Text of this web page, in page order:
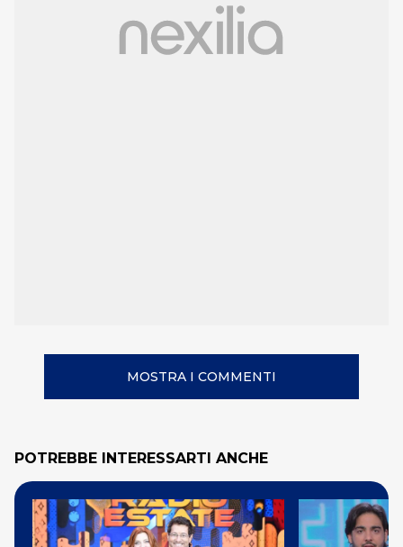
MOSTRA I COMMENTI
POTREBBE INTERESSARTI ANCHE